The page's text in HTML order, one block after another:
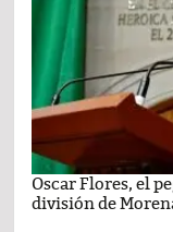
Oscar Flores, el
división de